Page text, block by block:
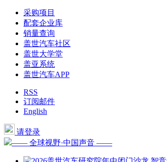
采购项目
配套企业库
销量查询
盖世汽车社区
盖世大学堂
盖亚系统
盖世汽车APP
RSS
订阅邮件
English
请登录
—— 全球视野·中国声音 ——